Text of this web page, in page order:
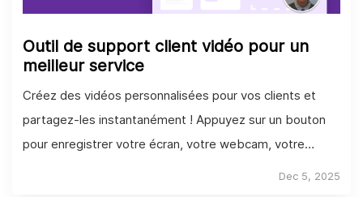
Outil de support client vidéo pour un
meilleur service
Créez des vidéos personnalisées pour vos clients et
partagez-les instantanément ! Appuyez sur un bouton
pour enregistrer votre écran, votre webcam, votre
Dec 5, 2025